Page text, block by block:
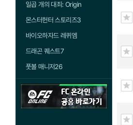
일곱 개의 대죄: Origin
몬스터헌터 스토리즈3
바이오하자드 레퀴엠
드래곤 퀘스트7
풋볼 매니저26